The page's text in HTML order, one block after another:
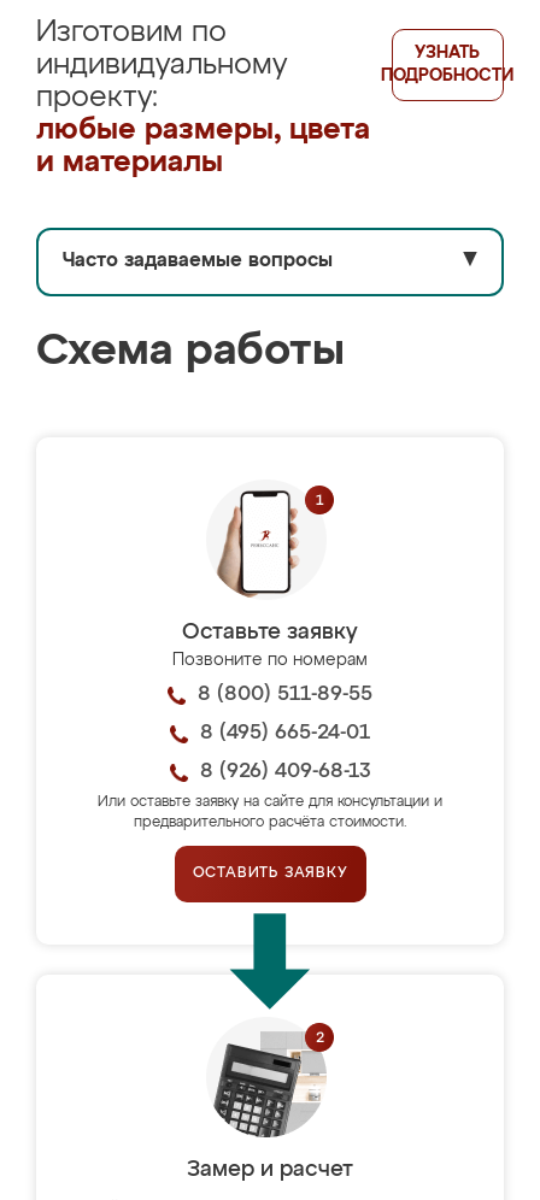
Изготовим по
индивидуальному
проекту:
любые размеры, цвета
и материалы
УЗНАТЬ
ПОДРОБНОСТИ
Часто задаваемые вопросы ▼
Схема работы
Оставьте заявку
Позвоните по номерам
8 (800) 511-89-55
8 (495) 665-24-01
8 (926) 409-68-13
Или оставьте заявку на сайте для консультации и
предварительного расчёта стоимости.
ОСТАВИТЬ ЗАЯВКУ
Замер и расчет